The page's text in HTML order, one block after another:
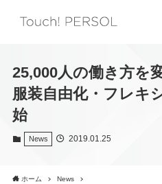
25,000人の働き方を
服装自由化・フレキ
始
News 2019.01.25
ホーム News